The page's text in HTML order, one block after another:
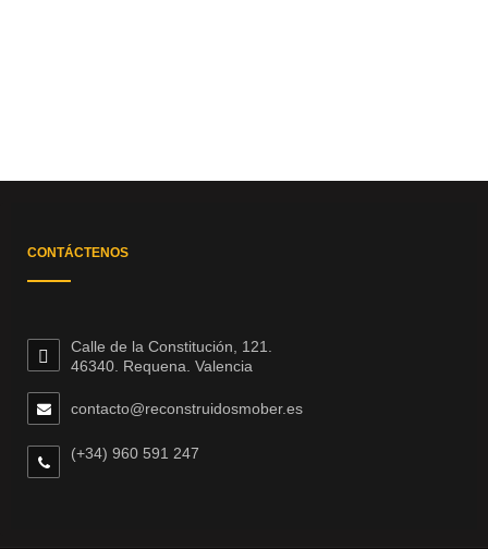
CONTÁCTENOS
Calle de la Constitución, 121.
46340. Requena. Valencia
contacto@reconstruidosmober.es
(+34) 960 591 247